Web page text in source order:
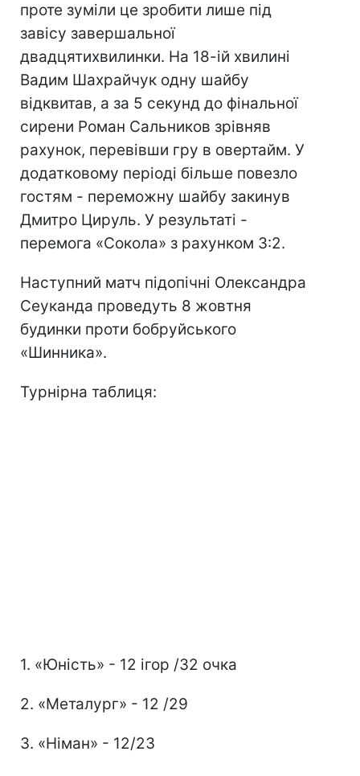
проте зуміли це зробити лише під
завісу завершальної
двадцятихвилинки. На 18-ій хвилині
Вадим Шахрайчук одну шайбу
відквитав, а за 5 секунд до фінальної
сирени Роман Сальников зрівняв
рахунок, перевівши гру в овертайм. У
додатковому періоді більше повезло
гостям - переможну шайбу закинув
Дмитро Цируль. У результаті -
перемога «Сокола» з рахунком 3:2.
Наступний матч підопічні Олександра
Сеуканда проведуть 8 жовтня
будинки проти бобруйського
«Шинника».
Турнірна таблиця:
1. «Юність» - 12 ігор /32 очка
2. «Металург» - 12 /29
3. «Німан» - 12/23